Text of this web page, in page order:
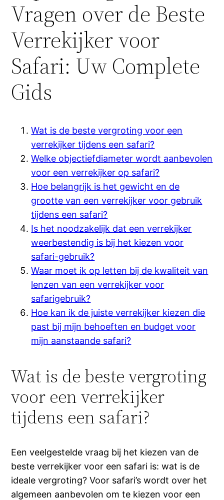
Vragen over de Beste
Verrekijker voor
Safari: Uw Complete
Gids
Wat is de beste vergroting voor een
verrekijker tijdens een safari?
Welke objectiefdiameter wordt aanbevolen
voor een verrekijker op safari?
Hoe belangrijk is het gewicht en de
grootte van een verrekijker voor gebruik
tijdens een safari?
Is het noodzakelijk dat een verrekijker
weerbestendig is bij het kiezen voor
safari-gebruik?
Waar moet ik op letten bij de kwaliteit van
lenzen van een verrekijker voor
safarigebruik?
Hoe kan ik de juiste verrekijker kiezen die
past bij mijn behoeften en budget voor
mijn aanstaande safari?
Wat is de beste vergroting
voor een verrekijker
tijdens een safari?
Een veelgestelde vraag bij het kiezen van de
beste verrekijker voor een safari is: wat is de
ideale vergroting? Voor safari’s wordt over het
algemeen aanbevolen om te kiezen voor een